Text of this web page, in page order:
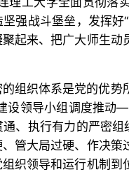
强战斗堡垒，发挥好
起来、把广大师生
组织体系是党的优
设领导小组调度推动
、执行有力的严密
管大局过硬、作决
织领导和运行机制到